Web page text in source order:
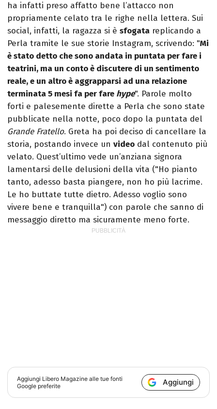
ha infatti preso affatto bene l’attacco non
propriamente celato tra le righe nella lettera. Sui
social, infatti, la ragazza si è sfogata replicando a
Perla tramite le sue storie Instagram, scrivendo: "Mi
è stato detto che sono andata in puntata per fare i
teatrini, ma un conto è discutere di un sentimento
reale, e un altro è aggrapparsi ad una relazione
terminata 5 mesi fa per fare hype". Parole molto
forti e palesemente dirette a Perla che sono state
pubblicate nella notte, poco dopo la puntata del
Grande Fratello. Greta ha poi deciso di cancellare la
storia, postando invece un video dal contenuto più
velato. Quest’ultimo vede un’anziana signora
lamentarsi delle delusioni della vita ("Ho pianto
tanto, adesso basta piangere, non ho più lacrime.
Le ho buttate tutte dietro. Adesso voglio sono
vivere bene e tranquilla") con parole che sanno di
messaggio diretto ma sicuramente meno forte.
Aggiungi Libero Magazine alle tue fonti
Google preferite
Aggiungi